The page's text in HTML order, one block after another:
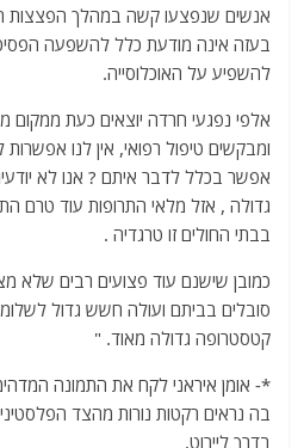
אנשים שנפצעו קשה במהלך הפצצות
בעזה אינה מודעת כלל להשפעה
להשפיע על האוכלוסייה.
אלפי נפגעי חרדה יוצאים כעת ממקום
ומבקשים טיפול רפואי, אין לנו
אפשר בכלל לדבר איתם ? אנו לא
גדולה , אזל מלאי התרופות עוד טרם
בבתי החולים זו טרגדיה .
כמובן שישנם עוד פצועים רבים שלא
סובלים בביתם ועולה חשש גדול
קטסטרופה גדולה מאוד. "
*- אומן איראני לקח את התמונה
בה נראים רקטות נורות מהצד
בדרך ליירוט,